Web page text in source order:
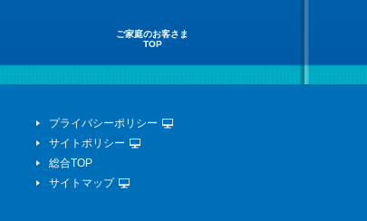
ご家庭のお客さま
TOP
プライバシーポリシー
サイトポリシー
総合TOP
サイトマップ